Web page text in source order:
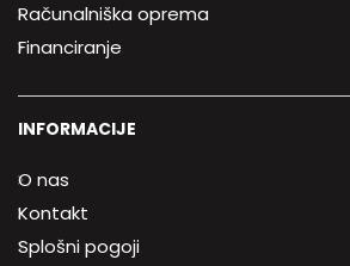
Računalniška oprema
Financiranje
INFORMACIJE
O nas
Kontakt
Splošni pogoji